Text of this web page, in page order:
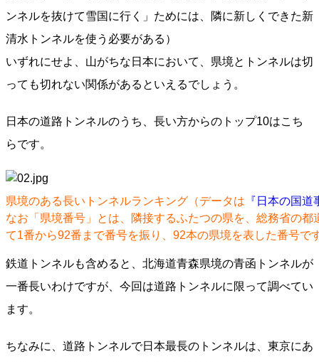
ンネルを抜けて雪国に行く」ためには、隣に新しくできた新
清水トンネルを使う必要がある）
いずれにせよ、山がちな日本において、県境とトンネルは切
っても切れない関係があるといえるでしょう。
日本の道路トンネルのうち、長い方からのトップ10はこち
らです。
県境のある長いトンネルランキング（データは 『日本の国道
なお「県境番号」とは、隣接するふたつの県を、総務省の都
て1番から92番まで番号を振り、92本の県境を表した番号で
鉄道トンネルも含めると、北海道青森県境の青函トンネルが
一番長いわけですが、今回は道路トンネルに限って調べてい
ます。
ちなみに、道路トンネルで日本最長のトンネルは、東京にあ